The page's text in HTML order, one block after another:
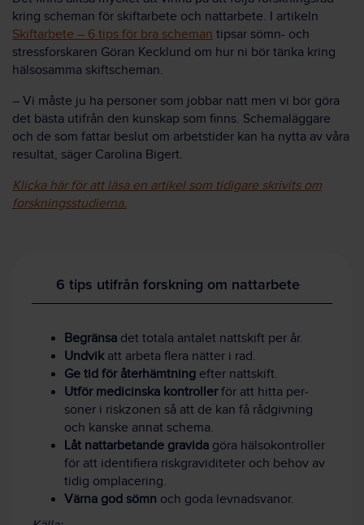
kring scheman för skiftarbete och nattarbete. I artikeln
Skiftarbete – 6 tips för bra scheman tipsar sömn- och
stressforskaren Göran Kecklund om hur ni bör tänka kring
hälsosamma skiftscheman.
– Vi måste ju ha personer som jobbar natt men vi bör göra
det bästa utifrån den kunskap som finns. Schemaläggare
och de som fattar beslut om arbetstider kan ha nytta av våra
resultat, säger Carolina Bigert.
Klicka här för att läsa en artikel som tidigare skrivits om
forskningsstudierna.
6 tips utifrån forskning om nattarbete
Begränsa det totala antalet natt­skift per år.
Undvikatt arbeta flera nätter i rad.
Ge tid för åter­hämt­ning efter natt­skift.
Utför medicinska kon­trollerför att hitta per­
soner i risk­zonen så att de kan få råd­giv­ning
och kanske annat schema.
Låt natt­arbetande gra­vida göra hälso­kon­troller
för att identi­fiera risk­graviditeter och be­hov av
tidig om­placering.
Värna god sömn och goda levnads­vanor.